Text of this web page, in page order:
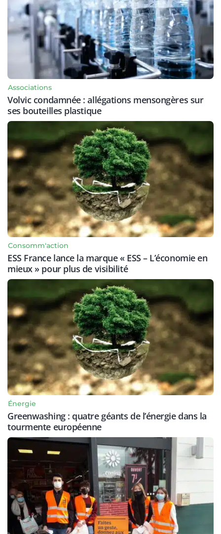
Associations
Volvic condamnée : allégations mensongères sur
ses bouteilles plastique
Consomm'action
ESS France lance la marque « ESS – L’économie en
mieux » pour plus de visibilité
Énergie
Greenwashing : quatre géants de l’énergie dans la
tourmente européenne